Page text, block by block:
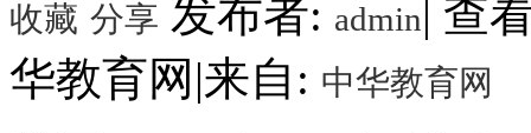
收藏 分享 发布者: admin| 查
华教育网 |来自: 中华教育网